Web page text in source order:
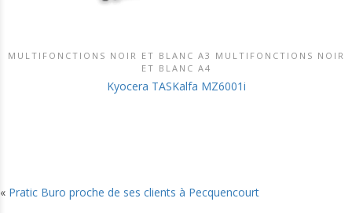
DÉCOUVRIR CE PRODUIT
MULTIFONCTIONS NOIR ET BLANC A3 MULTIFONCTIONS NOIR
ET BLANC A4
Kyocera TASKalfa MZ6001i
« Pratic Buro proche de ses clients à Pecquencourt